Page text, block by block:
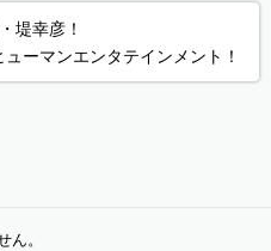
堤幸彦！
ーマンエンタテインメント！
ん。